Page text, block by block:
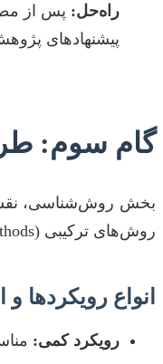
راه‌حل: پس از
پیشنهادهای
گام سوم:
بخش روش‌شناسی،
روش‌های ترکیبی (Mixed-Methods) استفاده می‌شود.
انواع رویکردها و
رویکرد کمی: